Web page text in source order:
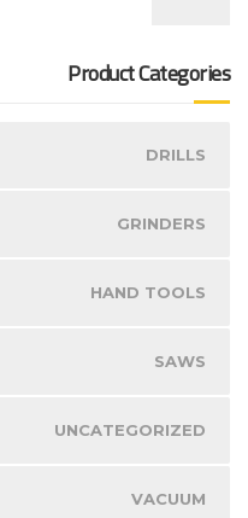
Product Categories
DRILLS
GRINDERS
HAND TOOLS
SAWS
UNCATEGORIZED
VACUUM